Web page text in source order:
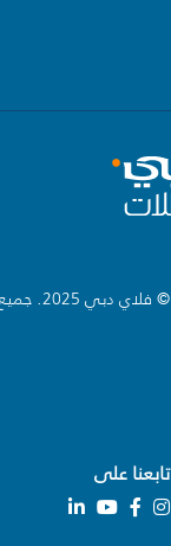
© فلاي دبي 2025. جميع الحقوق محفوظة.
تابعنا على